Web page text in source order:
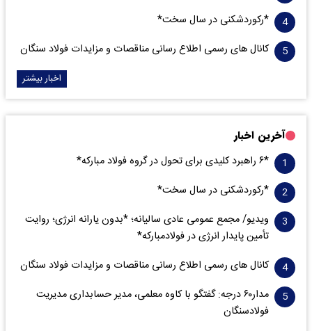
*رکوردشکنی در سال سخت*
کانال های رسمی اطلاع رسانی مناقصات و مزایدات فولاد سنگان
اخبار بیشتر
آخرین اخبار
*۶ راهبرد کلیدی برای تحول در گروه فولاد مبارکه*
*رکوردشکنی در سال سخت*
ویدیو/ مجمع عمومی عادی سالیانه؛ *بدون یارانه انرژی؛ روایت
تأمین پایدار انرژی در فولادمبارکه*
کانال های رسمی اطلاع رسانی مناقصات و مزایدات فولاد سنگان
مدار‌۶٠ درجه: گفتگو با کاوه معلمی، مدیر حسابداری مدیریت
فولادسنگان